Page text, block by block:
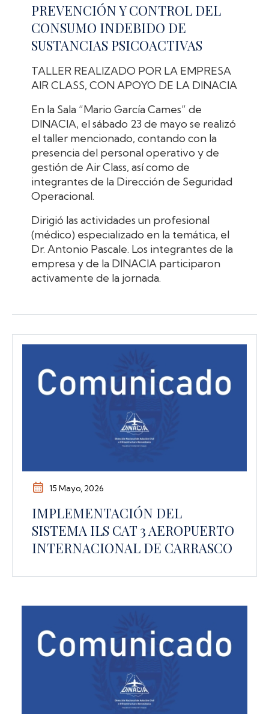
PREVENCIÓN Y CONTROL DEL
CONSUMO INDEBIDO DE
SUSTANCIAS PSICOACTIVAS
TALLER REALIZADO POR LA EMPRESA
AIR CLASS, CON APOYO DE LA DINACIA
En la Sala “Mario García Cames” de
DINACIA, el sábado 23 de mayo se realizó
el taller mencionado, contando con la
presencia del personal operativo y de
gestión de Air Class, así como de
integrantes de la Dirección de Seguridad
Operacional.
Dirigió las actividades un profesional
(médico) especializado en la temática, el
Dr. Antonio Pascale. Los integrantes de la
empresa y de la DINACIA participaron
activamente de la jornada.
15 Mayo, 2026
IMPLEMENTACIÓN DEL
SISTEMA ILS CAT 3 AEROPUERTO
INTERNACIONAL DE CARRASCO